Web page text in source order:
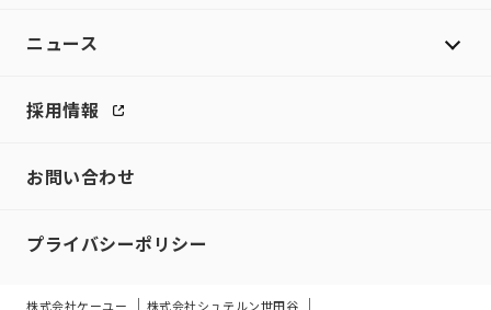
ニュース
採用情報
お問い合わせ
プライバシーポリシー
株式会社ケーユー 株式会社シュテルン世田谷